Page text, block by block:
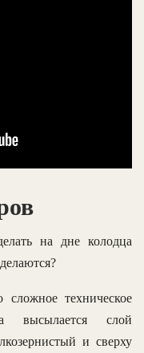
на дне колодца
техническое
высылается слой
и сверху